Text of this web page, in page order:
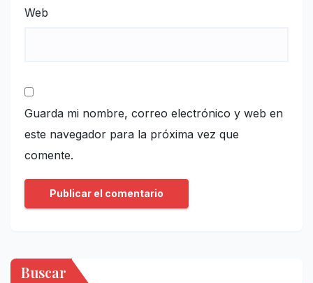
Web
Guarda mi nombre, correo electrónico y web en
este navegador para la próxima vez que
comente.
Buscar